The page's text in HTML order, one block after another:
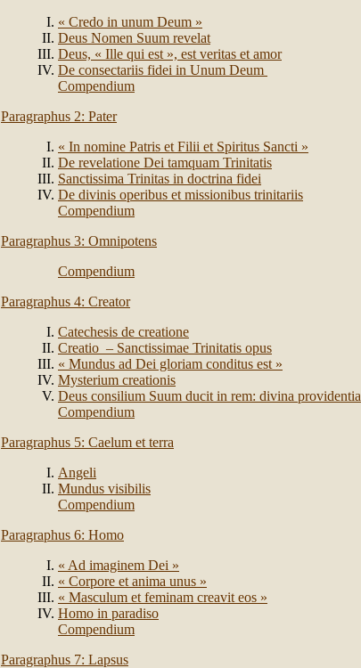
« Credo in unum Deum »
Deus Nomen Suum revelat
Deus, « Ille qui est », est veritas et amor
De consectariis fidei in Unum Deum
Compendium
Paragraphus 2: Pater
« In nomine Patris et Filii et Spiritus Sancti »
De revelatione Dei tamquam Trinitatis
Sanctissima Trinitas in doctrina fidei
De divinis operibus et missionibus trinitariis
Compendium
Paragraphus 3: Omnipotens
Compendium
Paragraphus 4: Creator
Catechesis de creatione
Creatio – Sanctissimae Trinitatis opus
« Mundus ad Dei gloriam conditus est »
Mysterium creationis
Deus consilium Suum ducit in rem: divina providentia
Compendium
Paragraphus 5: Caelum et terra
Angeli
Mundus visibilis
Compendium
Paragraphus 6: Homo
« Ad imaginem Dei »
« Corpore et anima unus »
« Masculum et feminam creavit eos »
Homo in paradiso
Compendium
Paragraphus 7: Lapsus